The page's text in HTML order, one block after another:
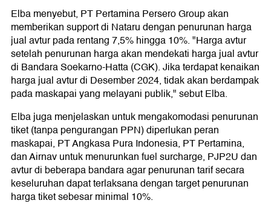
Elba menyebut, PT Pertamina Persero Group akan
memberikan support di Nataru dengan penurunan harga
jual avtur pada rentang 7,5% hingga 10%. "Harga avtur
setelah penurunan harga akan mendekati harga jual avtur
di Bandara Soekarno-Hatta (CGK). Jika terdapat kenaikan
harga jual avtur di Desember 2024, tidak akan berdampak
pada maskapai yang melayani publik," sebut Elba.
Elba juga menjelaskan untuk mengakomodasi penurunan
tiket (tanpa pengurangan PPN) diperlukan peran
maskapai, PT Angkasa Pura Indonesia, PT Pertamina,
dan Airnav untuk menurunkan fuel surcharge, PJP2U dan
avtur di beberapa bandara agar penurunan tarif secara
keseluruhan dapat terlaksana dengan target penurunan
harga tiket sebesar minimal 10%.